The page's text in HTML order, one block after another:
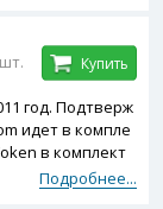
год. Подтверж
идет в компле
в комплект
Подробнее...
Купить